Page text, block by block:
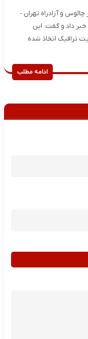
و آزادراه تهران -
ماه خبر داد و گفت: این
ترافیک اتخاذ شده
ادامه مطلب